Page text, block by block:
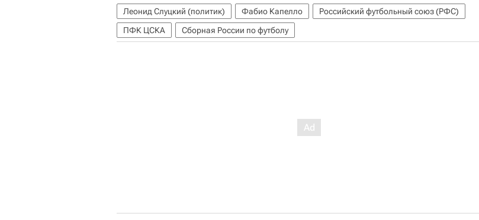
Леонид Слуцкий (политик) Фабио Капелло
Российский футбольный союз (РФС)
ПФК ЦСКА
Сборная России по футболу